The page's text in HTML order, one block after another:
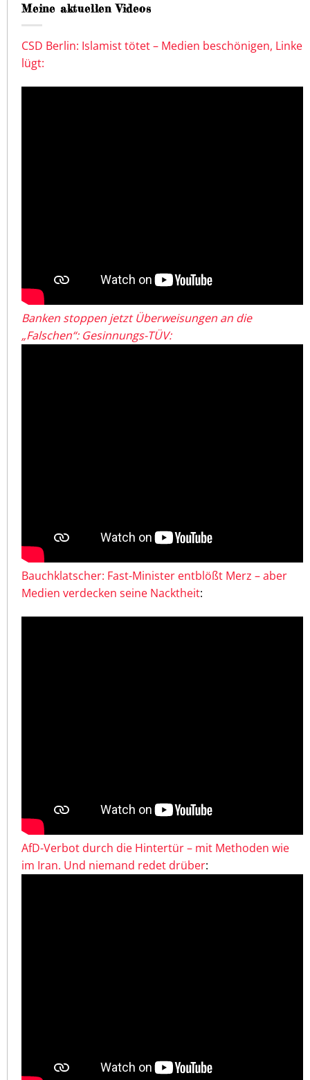
Meine aktuellen Videos
CSD Berlin: Islamist tötet – Medien beschönigen, Linke
lügt:
Banken stoppen jetzt Überweisungen an die
„Falschen“: Gesinnungs-TÜV:
Bauchklatscher: Fast-Minister entblößt Merz – aber
Medien verdecken seine Nacktheit:
AfD-Verbot durch die Hintertür – mit Methoden wie
im Iran. Und niemand redet drüber: